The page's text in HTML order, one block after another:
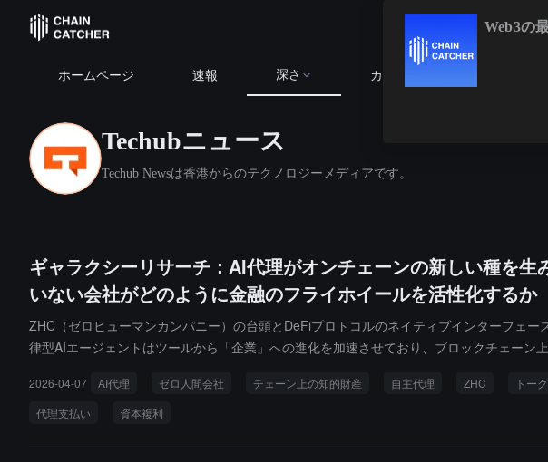
ホームページ 速報 深さ カレンダー
Techubニュース
Techub Newsは香港からのテクノロジーメディアです。
ギャラクシーリサーチ：AI代理がオンチェーンの新しい種を生
いない会社がどのように金融のフライホイールを活性化するか
ZHC（ゼロヒューマンカンパニー）の台頭とDeFiプロトコルのネイティブインターフェー
律型AIエージェントはツールから「企業」への進化を加速させており、ブロックチェーン
2026-04-07 AI代理 ゼロ人間会社 チェーン上の知的財産 自主代理 ZHC
トー
代理支払い
資本複利
Web3の